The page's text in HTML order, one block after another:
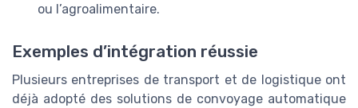
ou l’agroalimentaire.
Exemples d’intégration réussie
Plusieurs entreprises de transport et de logistique ont
déjà adopté des solutions de convoyage automatique